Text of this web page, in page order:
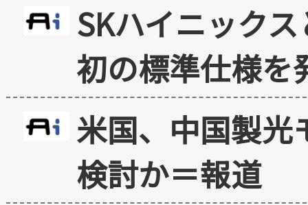
SKハイニック
初の標準仕様を
米国、中国製光
検討か＝報道